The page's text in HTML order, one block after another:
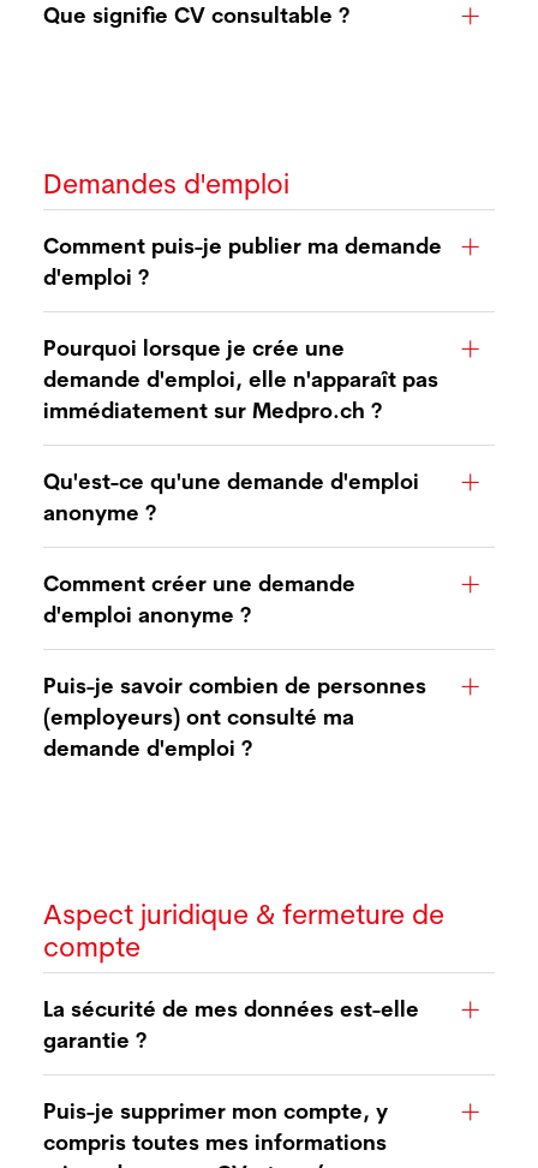
Que signifie CV consultable ?
Demandes d'emploi
Comment puis-je publier ma demande
d'emploi ?
Pourquoi lorsque je crée une
demande d'emploi, elle n'apparaît pas
immédiatement sur Medpro.ch ?
Qu'est-ce qu'une demande d'emploi
anonyme ?
Comment créer une demande
d'emploi anonyme ?
Puis-je savoir combien de personnes
(employeurs) ont consulté ma
demande d'emploi ?
Aspect juridique & fermeture de
compte
La sécurité de mes données est-elle
garantie ?
Puis-je supprimer mon compte, y
compris toutes mes informations